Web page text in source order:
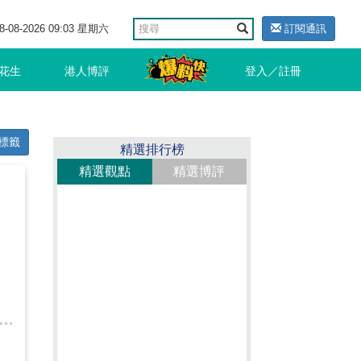
08-2026 09:03 星期六 訂閱通訊
生 港人博評 登入／註冊
籤
精選排行榜
精選觀點
精選博評